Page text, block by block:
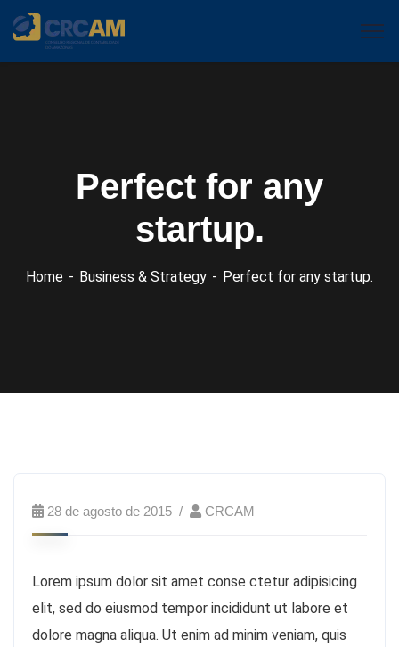
Perfect for any
startup.
Home Business & Strategy Perfect for any startup.
28 de agosto de 2015 CRCAM
Lorem ipsum dolor sit amet conse ctetur adipisicing
elit, sed do eiusmod tempor incididunt ut labore et
dolore magna aliqua. Ut enim ad minim veniam, quis